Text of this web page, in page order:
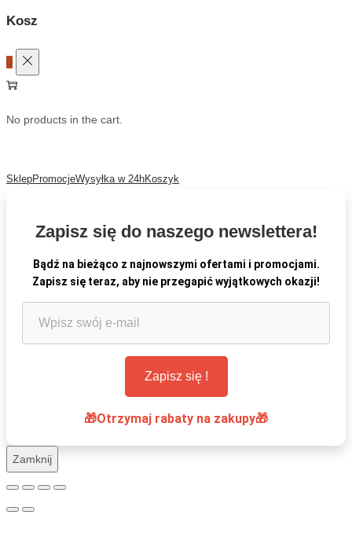
Kosz
0
No products in the cart.
SklepPromocjeWysyłka w 24hKoszyk
Zapisz się do naszego newslettera!
Bądź na bieżąco z najnowszymi ofertami i promocjami.
Zapisz się teraz, aby nie przegapić wyjątkowych okazji!
🎁Otrzymaj rabaty na zakupy🎁
Zamknij